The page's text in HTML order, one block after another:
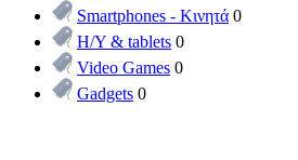
Smartphones - Κινητά 0
Η/Υ & tablets 0
Video Games 0
Gadgets 0